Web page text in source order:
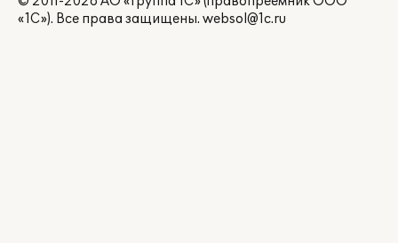
«1С»). Все права защищены. websol@1c.ru